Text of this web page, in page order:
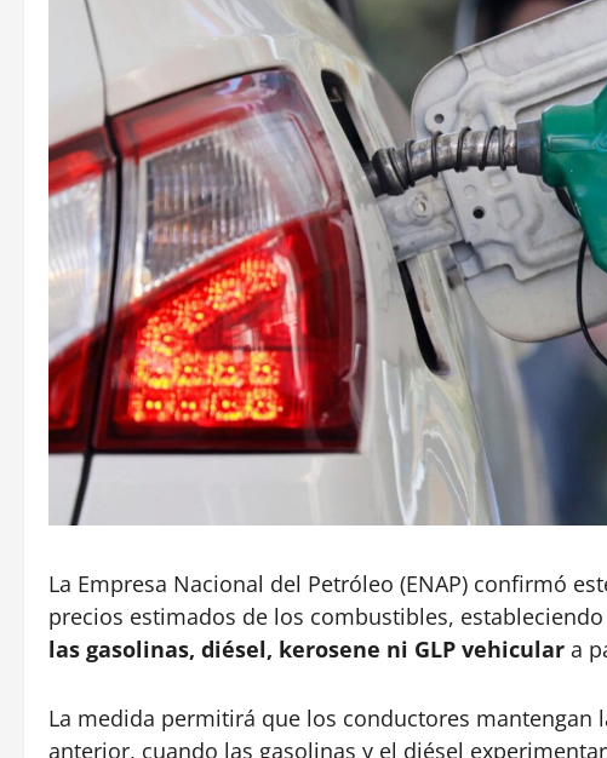
La Empresa Nacional del Petróleo (ENAP) confirmó
precios estimados de los combustibles,
las gasolinas, diésel, kerosene ni GLP vehicular a
La medida permitirá que los conductores mantengan
anterior, cuando las gasolinas y el diésel